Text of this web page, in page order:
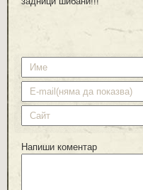
Напиши коментар